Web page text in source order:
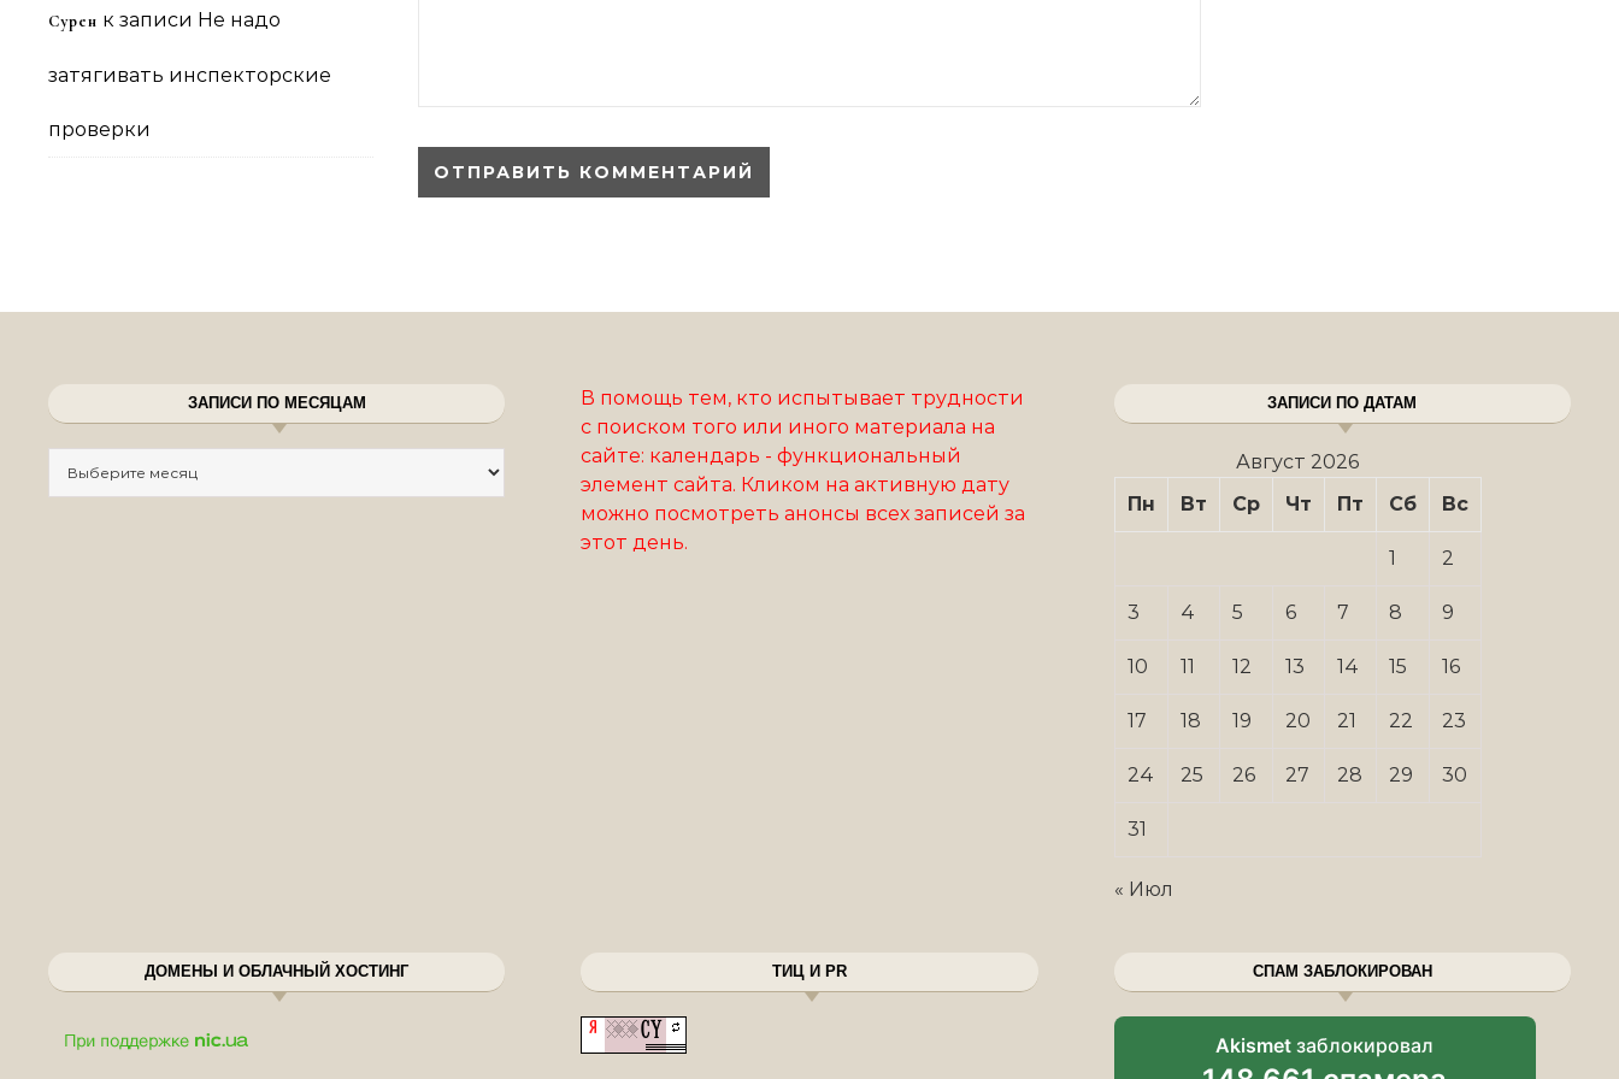
Сурен к записи Не надо
затягивать инспекторские
проверки
ЗАПИСИ ПО МЕСЯЦАМ
В помощь тем, кто испытывает трудности
с поиском того или иного материала на
сайте: календарь - функциональный
элемент сайта. Кликом на активную дату
можно посмотреть анонсы всех записей за
этот день.
ЗАПИСИ ПО ДАТАМ
Август 2026
Пн
Вт Ср Чт Пт Сб Вс
1 2
3 4 5 6 7 8 9
10 11 12 13 14 15 16
17 18 19 20 21 22 23
24 25 26 27 28 29 30
31
« Июл
ДОМЕНЫ И ОБЛАЧНЫЙ ХОСТИНГ ТИЦ И PR СПАМ ЗАБЛОКИРОВАН
Akismet заблокировал